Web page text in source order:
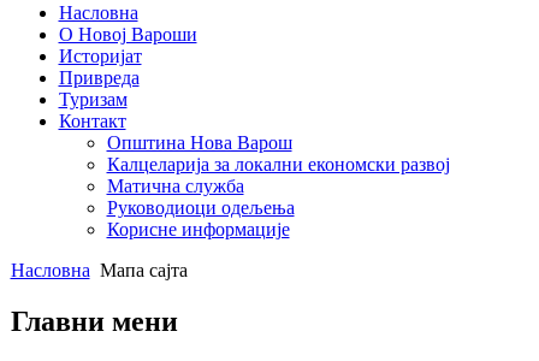
Насловна
О Новој Вароши
Историјат
Привреда
Туризам
Контакт
Општина Нова Варош
Калцеларија за локални економски развој
Матична служба
Руководиоци одељења
Корисне информације
Насловна Мапа сајта
Главни мени